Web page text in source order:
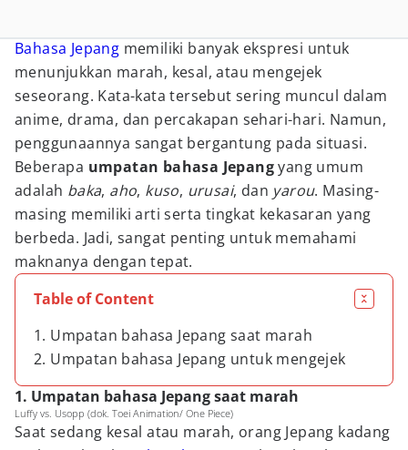
Bahasa Jepang memiliki banyak ekspresi untuk
menunjukkan marah, kesal, atau mengejek
seseorang. Kata-kata tersebut sering muncul dalam
anime, drama, dan percakapan sehari-hari. Namun,
penggunaannya sangat bergantung pada situasi.
Beberapa umpatan bahasa Jepangyang umum
adalah baka, aho, kuso, urusai, dan yarou. Masing-
masing memiliki arti serta tingkat kekasaran yang
berbeda. Jadi, sangat penting untuk memahami
maknanya dengan tepat.
Table of Content
1. Umpatan bahasa Jepang saat marah
2. Umpatan bahasa Jepang untuk mengejek
1. Umpatan bahasa Jepang saat marah
Luffy vs. Usopp (dok. Toei Animation/ One Piece)
Saat sedang kesal atau marah, orang Jepang kadang